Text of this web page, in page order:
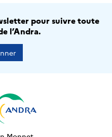
pour suivre toute
l’Andra.